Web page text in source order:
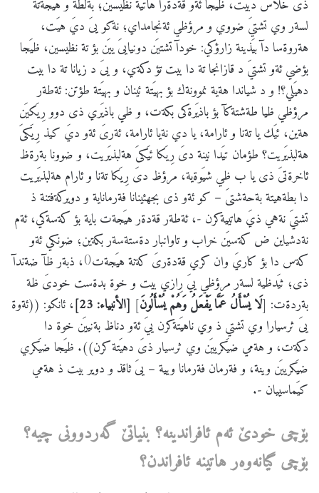
ذىَ خلاس دبيت، ظيَجا ئةو قةدةرا هاتية نظيسين؛ بةلطة و هيَجةتة
لسةر وي تشتيَ ضووي و مرؤظي ئةنجامداي؛ نةكو يىَ ديَ هيَت،
هةروةسا دآ بيَذينة زارؤكي: خودآ تشتيَن دونيايىَ ييَن بؤ تة نظيسين، ظيَجا
بؤضي ئةو تشتيَ د قازانجا تة دا بيت تؤ دكةي، و يىَ د زيانا تة دا بيت
دهيَلي؟! و د شياندا هةية نموونةك بؤ بهيَتة ئينان و بهيَتة طؤتن: ئةطةر
مرؤظي ظيا طةشتةكآ بؤ باذيَرةكى بكةت، و ظي باذيَري ذى دوو رِيَكيَن
هةين، ئيَك يا تةنا و ئارامة، يا دي نةيا ئارامة، ئةرىَ ئةو ديَ كيذ رِيَكىَ
هةلبذيَريت؟ طؤمان تيَدا نينة دىَ رِيَكا ئيَكىَ هةلبذيَريت، و ضوونا بةرةظ
ئاخرةتىَ ذى يا ب ظي شيَوةية، مرؤظ دىَ رِيَكا تةنا و ئارام هةلبذيَريت
دا بطةهيتة بةحةشتىَ – كو ئةو ذى بجهئينانا فةرماناية و دويركةفتنة ذ
تشتيَ نةهي ذيَ هاتييةكرن -، ئةطةر قةدةر هيَجةت باية بؤ كةسةكي، ئةم
نةدشياين ض كةسيَن خراب و تاوانبار دةستةسةر بكةين؛ ضونكي ئةو
كةس دا بؤ كاريَ وان كري قةدةرىَ كةنة هيَجةت()، ذبةر ظآ ضةندآ
ذى؛ ثيَدظية لسةر مرؤظي ييَ رِازي بيت و خوة بدةست خودىَ ظة
بةردةت: [لَا يُسْأَلُ عَمَّا يَفْعَلُ وَهُمْ يُسْأَلُونَ] [الأنبياء: 23]
، ئانكو: ((ئةوة
يىَ ثرسيارا وي تشتي ذ وي ناهيَتةكرن ييَ ئةو دناظ بةنييَن خوة دا
دكةت، و هةمي ضيَكرييَن وي ثرسيار ذىَ دهيَتة كرن)). ظيَجا ضيَكري
ضيَكرييَن وينة، و فةرمان فةرمانا ويية – يىَ ثاقذ و دوير بيت ذ هةمي
كيَماسييان -.
بۆچی خودێئهمئافراندینه؟ بنیاتێگهردوونی چیه؟
بۆچیگیانهوهرهاتینهئافراندن؟